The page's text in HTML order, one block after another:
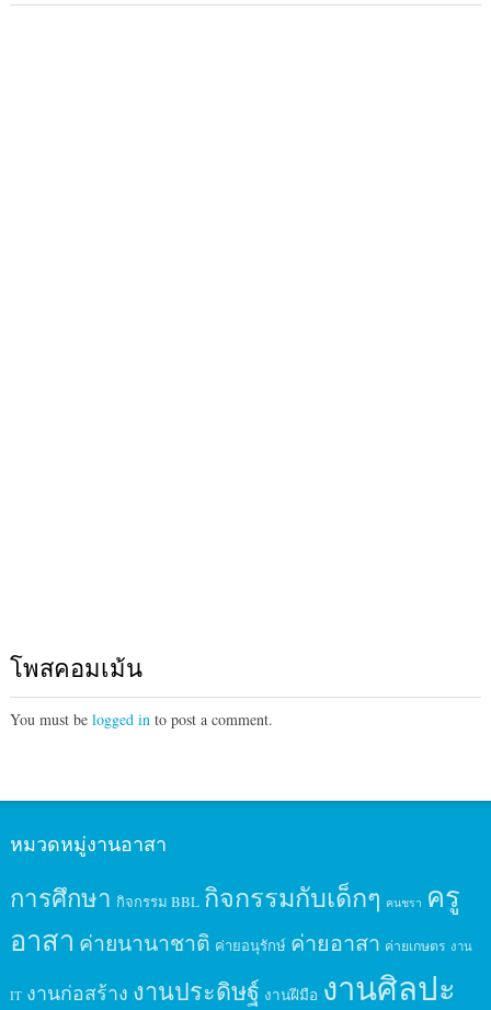
โพสคอมเม้น
You must be logged into post a comment.
หมวดหมู่งานอาสา
การศึกษา กิจกรรม BBL กิจกรรมกับเด็กๆ คนชรา ครู
อาสา ค่ายนานาชาติ ค่ายอนุรักษ์ ค่ายอาสา ค่ายเกษตร งาน
IT งานก่อสร้าง งานประดิษฐ์ งานฝีมือ งานศิลปะ